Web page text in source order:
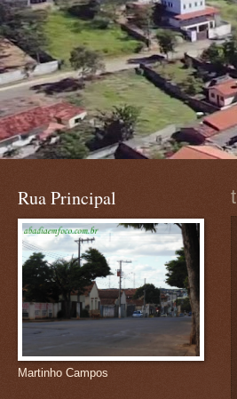
Rua Principal
Martinho Campos